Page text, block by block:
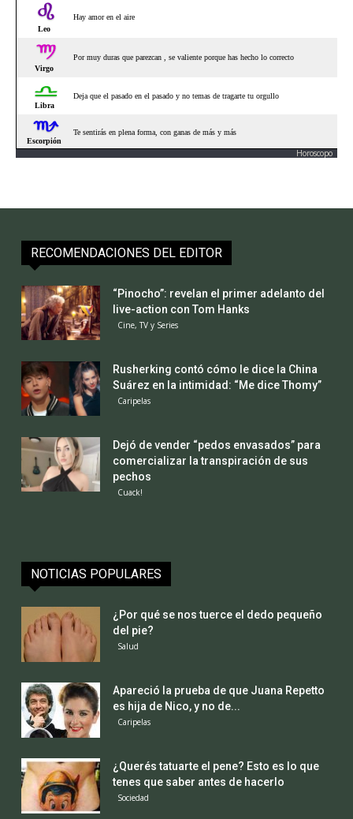
Horoscopo
RECOMENDACIONES DEL EDITOR
“Pinocho”: revelan el primer adelanto del
live-action con Tom Hanks
Cine, TV y Series
Rusherking contó cómo le dice la China
Suárez en la intimidad: “Me dice Thomy”
Caripelas
Dejó de vender “pedos envasados” para
comercializar la transpiración de sus
pechos
Cuack!
NOTICIAS POPULARES
¿Por qué se nos tuerce el dedo pequeño
del pie?
Salud
Apareció la prueba de que Juana Repetto
es hija de Nico, y no de...
Caripelas
¿Querés tatuarte el pene? Esto es lo que
tenes que saber antes de hacerlo
Sociedad